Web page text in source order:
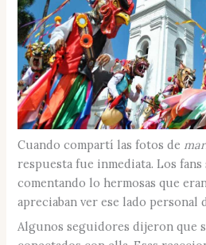
Cuando compartí las fotos de
respuesta fue inmediata. Los
comentando lo hermosas que
apreciaban ver ese lado personal
Algunos seguidores dijeron que